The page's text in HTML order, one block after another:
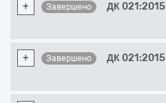
+ Завершено ДК
+ Завершено ДК